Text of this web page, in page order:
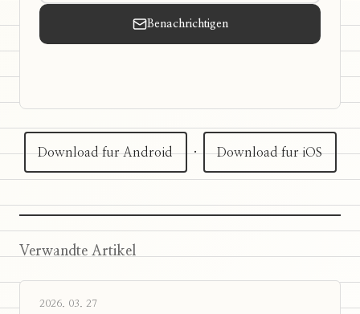
Benachrichtigen
Download fur Android · Download fur iOS
Verwandte Artikel
2026. 03. 27